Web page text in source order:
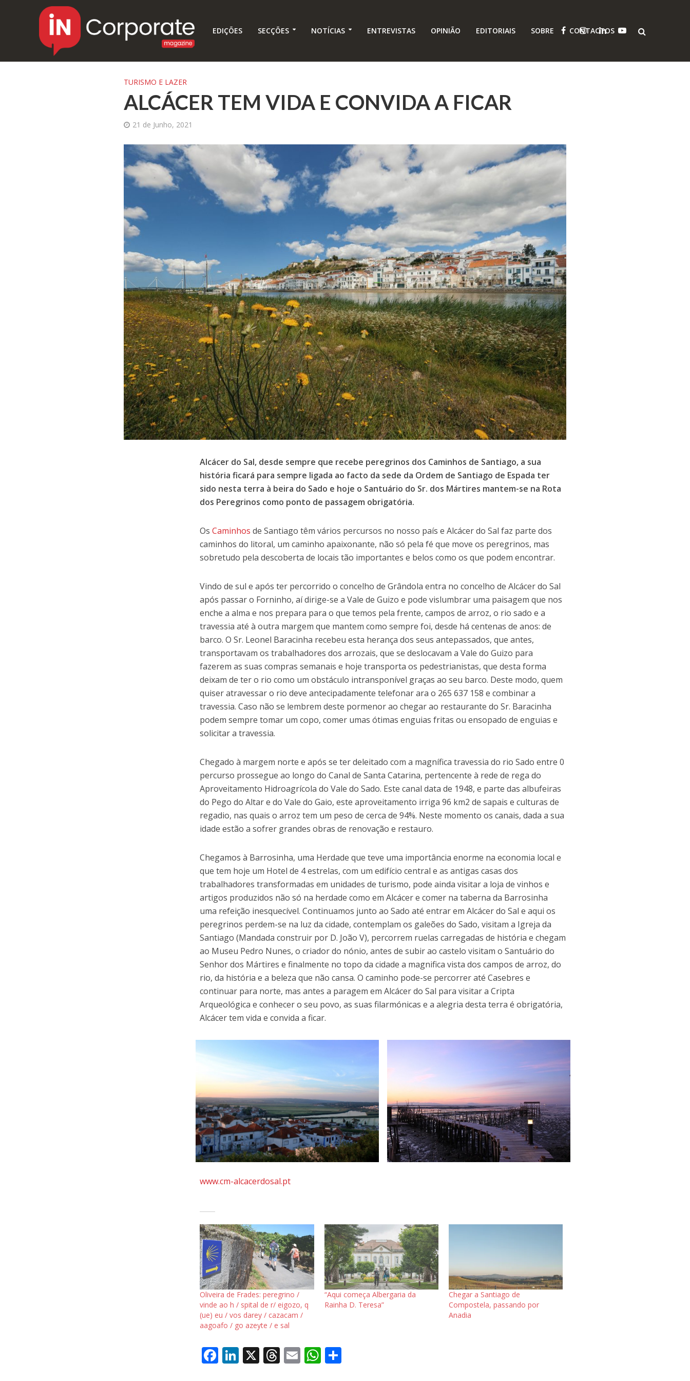
EDIÇÕES SECÇÕES NOTÍCIAS ENTREVISTAS OPINIÃO EDITORIAIS SOBRE CONTACTOS
TURISMO E LAZER
ALCÁCER TEM VIDA E CONVIDA A FICAR
21 de Junho, 2021
Alcácer do Sal, desde sempre que recebe peregrinos dos Caminhos de Santiago, a sua
história ficará para sempre ligada ao facto da sede da Ordem de Santiago de Espada ter
sido nesta terra à beira do Sado e hoje o Santuário do Sr. dos Mártires mantem-se na Rota
dos Peregrinos como ponto de passagem obrigatória.
OsCaminhosde Santiago têm vários percursos no nosso país e Alcácer do Sal faz parte dos
caminhos do litoral, um caminho apaixonante, não só pela fé que move os peregrinos, mas
sobretudo pela descoberta de locais tão importantes e belos como os que podem encontrar.
Vindo de sul e após ter percorrido o concelho de Grândola entra no concelho de Alcácer do Sal
após passar o Forninho, aí dirige-se a Vale de Guizo e pode vislumbrar uma paisagem que nos
enche a alma e nos prepara para o que temos pela frente, campos de arroz, o rio sado e a
travessia até à outra margem que mantem como sempre foi, desde há centenas de anos: de
barco. O Sr. Leonel Baracinha recebeu esta herança dos seus antepassados, que antes,
transportavam os trabalhadores dos arrozais, que se deslocavam a Vale do Guizo para
fazerem as suas compras semanais e hoje transporta os pedestrianistas, que desta forma
deixam de ter o rio como um obstáculo intransponível graças ao seu barco. Deste modo, quem
quiser atravessar o rio deve antecipadamente telefonar ara o 265 637 158 e combinar a
travessia. Caso não se lembrem deste pormenor ao chegar ao restaurante do Sr. Baracinha
podem sempre tomar um copo, comer umas ótimas enguias fritas ou ensopado de enguias e
solicitar a travessia.
Chegado à margem norte e após se ter deleitado com a magnífica travessia do rio Sado entre 0
percurso prossegue ao longo do Canal de Santa Catarina, pertencente à rede de rega do
Aproveitamento Hidroagrícola do Vale do Sado. Este canal data de 1948, e parte das albufeiras
do Pego do Altar e do Vale do Gaio, este aproveitamento irriga 96 km2 de sapais e culturas de
regadio, nas quais o arroz tem um peso de cerca de 94%. Neste momento os canais, dada a sua
idade estão a sofrer grandes obras de renovação e restauro.
Chegamos à Barrosinha, uma Herdade que teve uma importância enorme na economia local e
que tem hoje um Hotel de 4 estrelas, com um edifício central e as antigas casas dos
trabalhadores transformadas em unidades de turismo, pode ainda visitar a loja de vinhos e
artigos produzidos não só na herdade como em Alcácer e comer na taberna da Barrosinha
uma refeição inesquecível. Continuamos junto ao Sado até entrar em Alcácer do Sal e aqui os
peregrinos perdem-se na luz da cidade, contemplam os galeões do Sado, visitam a Igreja da
Santiago (Mandada construir por D. João V), percorrem ruelas carregadas de história e chegam
ao Museu Pedro Nunes, o criador do nónio, antes de subir ao castelo visitam o Santuário do
Senhor dos Mártires e finalmente no topo da cidade a magnifica vista dos campos de arroz, do
rio, da história e a beleza que não cansa. O caminho pode-se percorrer até Casebres e
continuar para norte, mas antes a paragem em Alcácer do Sal para visitar a Cripta
Arqueológica e conhecer o seu povo, as suas filarmónicas e a alegria desta terra é obrigatória,
Alcácer tem vida e convida a ficar.
www.cm-alcacerdosal.pt
Oliveira de Frades: peregrino /
vinde ao h / spital de r/ eigozo, q
(ue) eu / vos darey / cazacam /
aagoafo / go azeyte / e sal
“Aqui começa Albergaria da
Rainha D. Teresa”
Chegar a Santiago de
Compostela, passando por
Anadia
F
ac
Li
n
X T
h
E
m
W
h